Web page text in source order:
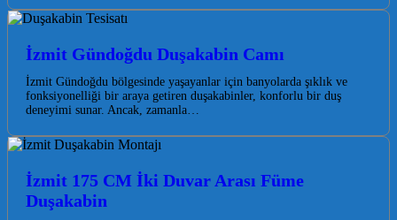
İzmit Gündoğdu Duşakabin Camı
İzmit Gündoğdu bölgesinde yaşayanlar için banyolarda şıklık ve
fonksiyonelliği bir araya getiren duşakabinler, konforlu bir duş
deneyimi sunar. Ancak, zamanla…
İzmit 175 CM İki Duvar Arası Füme
Duşakabin